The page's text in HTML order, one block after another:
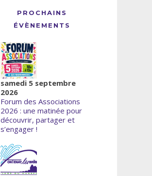
PROCHAINS
ÉVÈNEMENTS
samedi 5 septembre
2026
Forum des Associations
2026 : une matinée pour
découvrir, partager et
s’engager !